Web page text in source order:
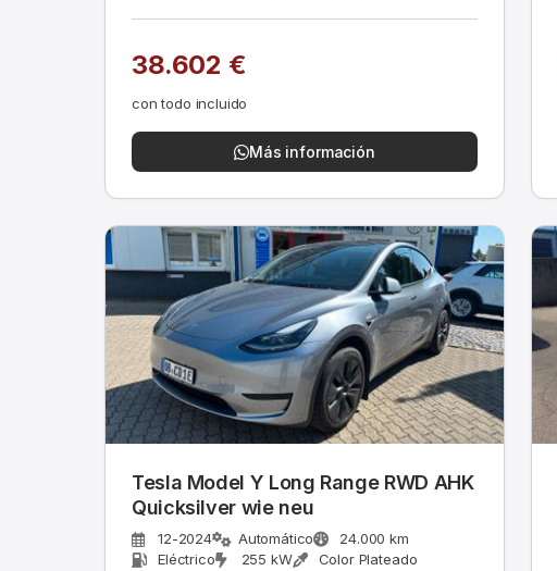
38.602 €
con todo incluido
Más información
Tesla Model Y Long Range RWD AHK
Quicksilver wie neu
12-2024 Automático
24.000 km
Eléctrico
255 kW Color Plateado